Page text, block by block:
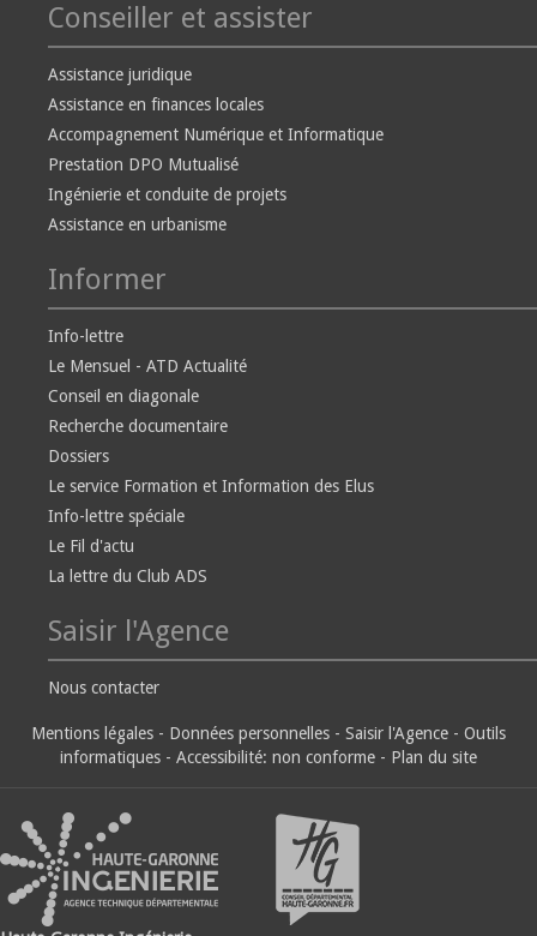
Conseiller et assister
Assistance juridique
Assistance en finances locales
Accompagnement Numérique et Informatique
Prestation DPO Mutualisé
Ingénierie et conduite de projets
Assistance en urbanisme
Informer
Info-lettre
Le Mensuel - ATD Actualité
Conseil en diagonale
Recherche documentaire
Dossiers
Le service Formation et Information des Elus
Info-lettre spéciale
Le Fil d'actu
La lettre du Club ADS
Saisir l'Agence
Nous contacter
Mentions légales - Données personnelles - Saisir l'Agence - Outils
informatiques - Accessibilité: non conforme - Plan du site